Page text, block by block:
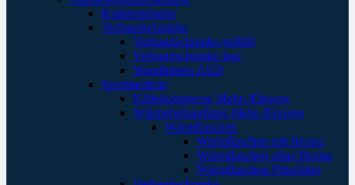
Krankentragen
Verbandschränke
Verbandschränke gefüllt
Verbandschränke leer
Wandkästen AED
Sportmedizin
Kältekompresse Mehr-/Einweg
Wärmebehandlung Mehr-/Einweg
Wärmflaschen
Wärmflaschen mit Bezug
Wärmflaschen ohne Bezug
Wärmflaschen Plüschtier